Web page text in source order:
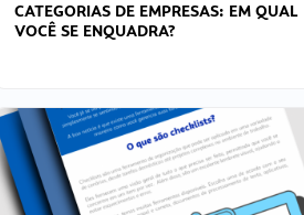
CATEGORIAS DE EMPRESAS: EM QUAL
VOCÊ SE ENQUADRA?